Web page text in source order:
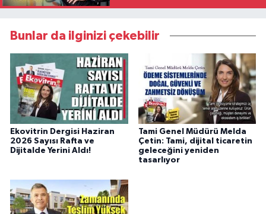
Bunlar da ilginizi çekebilir
Ekovitrin Dergisi Haziran
2026 Sayısı Rafta ve
Dijitalde Yerini Aldı!
Tami Genel Müdürü Melda
Çetin: Tami, dijital ticaretin
geleceğini yeniden
tasarlıyor